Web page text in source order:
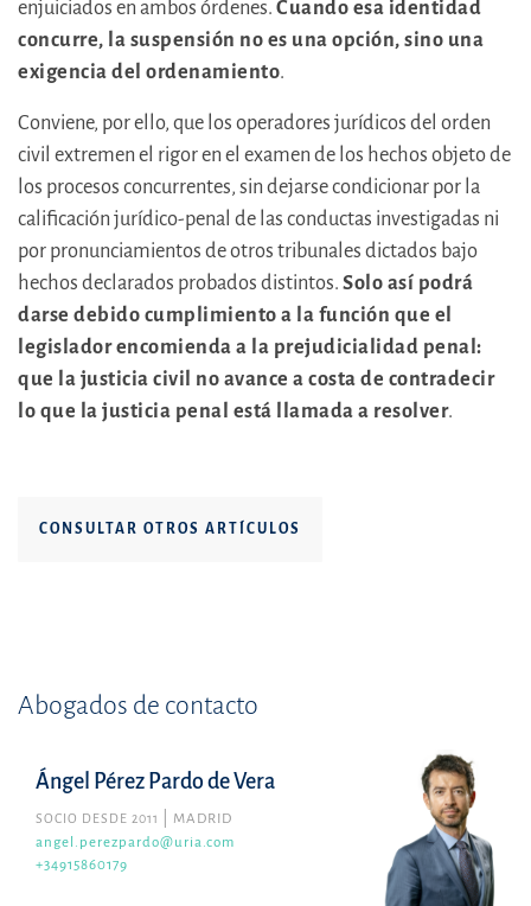
enjuiciados en ambos órdenes. Cuando esa identidad
concurre, la suspensión no es una opción, sino una
exigencia del ordenamiento.
Conviene, por ello, que los operadores jurídicos del orden
civil extremen el rigor en el examen de los hechos objeto de
los procesos concurrentes, sin dejarse condicionar por la
calificación jurídico-penal de las conductas investigadas ni
por pronunciamientos de otros tribunales dictados bajo
hechos declarados probados distintos. Solo así podrá
darse debido cumplimiento a la función que el
legislador encomienda a la prejudicialidad penal:
que la justicia civil no avance a costa de contradecir
lo que la justicia penal está llamada a resolver.
CONSULTAR OTROS ARTÍCULOS
Abogados de contacto
Ángel Pérez Pardo de Vera
SOCIO DESDE 2011
MADRID
angel.perezpardo@uria.com
+34915860179